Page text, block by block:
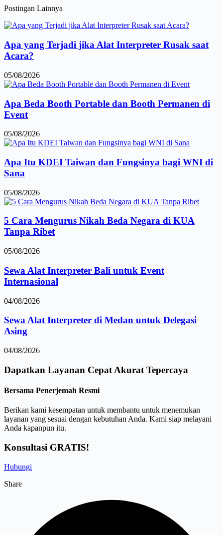
Postingan Lainnya
Apa yang Terjadi jika Alat Interpreter Rusak saat
Acara?
05/08/2026
Apa Beda Booth Portable dan Booth Permanen di
Event
05/08/2026
Apa Itu KDEI Taiwan dan Fungsinya bagi WNI di
Sana
05/08/2026
5 Cara Mengurus Nikah Beda Negara di KUA
Tanpa Ribet
05/08/2026
Sewa Alat Interpreter Bali untuk Event
Internasional
04/08/2026
Sewa Alat Interpreter di Medan untuk Delegasi
Asing
04/08/2026
Dapatkan Layanan Cepat Akurat Tepercaya
Bersama Penerjemah Resmi
Berikan kami kesempatan untuk membantu untuk menemukan
layanan yang sesuai dengan kebutuhan Anda. Kami siap melayani
Anda kapanpun itu.
Konsultasi GRATIS!
Hubungi
Share